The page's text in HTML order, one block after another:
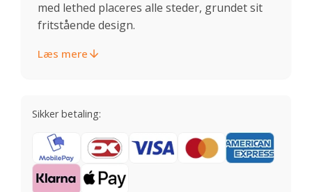
med lethed placeres alle steder, grundet sit
fritstående design.
Læs mere
Sikker betaling: